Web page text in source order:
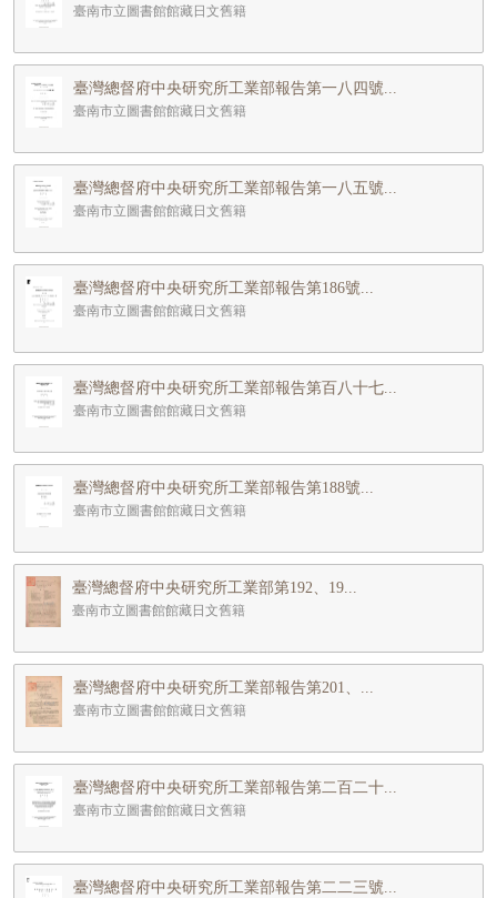
臺南市立圖書館館藏日文舊籍
臺灣總督府中央研究所工業部報告第一八四號...
臺南市立圖書館館藏日文舊籍
臺灣總督府中央研究所工業部報告第一八五號...
臺南市立圖書館館藏日文舊籍
臺灣總督府中央研究所工業部報告第186號...
臺南市立圖書館館藏日文舊籍
臺灣總督府中央研究所工業部報告第百八十七...
臺南市立圖書館館藏日文舊籍
臺灣總督府中央研究所工業部報告第188號...
臺南市立圖書館館藏日文舊籍
臺灣總督府中央研究所工業部第192、19...
臺南市立圖書館館藏日文舊籍
臺灣總督府中央研究所工業部報告第201、...
臺南市立圖書館館藏日文舊籍
臺灣總督府中央研究所工業部報告第二百二十...
臺南市立圖書館館藏日文舊籍
臺灣總督府中央研究所工業部報告第二二三號...